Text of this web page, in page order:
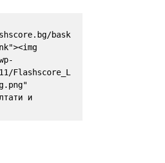
bask
Flashscore_L
и